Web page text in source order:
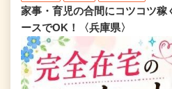
家事・育児の合間にコツコツ稼
ースでOK！〈兵庫県〉